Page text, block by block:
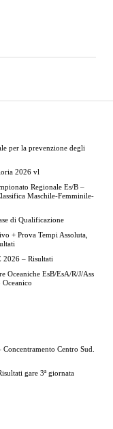
per la prevenzione degli
2026 vl
Regionale Es/B –
Maschile-Femminile-
di Qualificazione
+ Prova Tempi Assoluta,
– Risultati
Oceaniche EsB/EsA/R/J/Ass
Oceanico
Centro Sud.
gare 3ª giornata